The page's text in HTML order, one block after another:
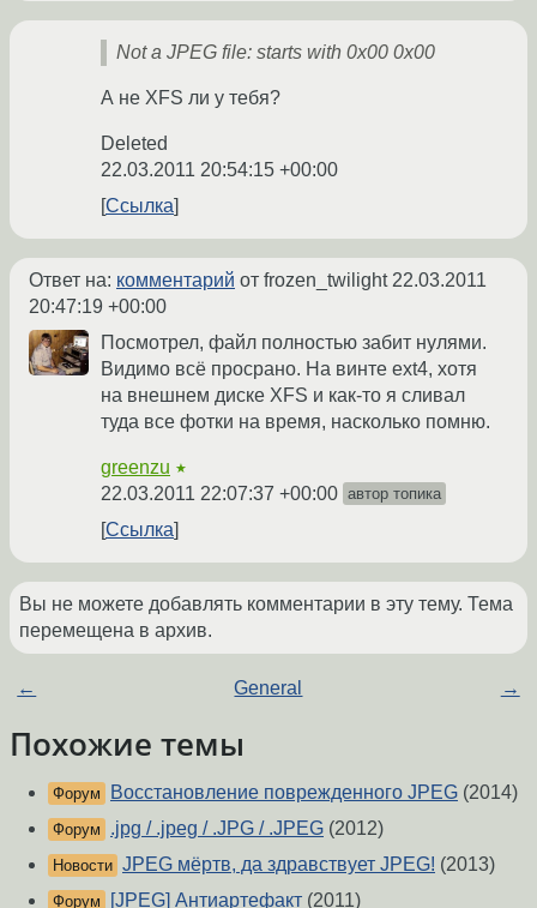
Not a JPEG file: starts with 0x00 0x00
А не XFS ли у тебя?
Deleted
22.03.2011 20:54:15 +00:00
Ссылка
Ответ на: комментарий от frozen_twilight22.03.2011
20:47:19 +00:00
Посмотрел, файл полностью забит нулями.
Видимо всё просрано. На винте ext4, хотя
на внешнем диске XFS и как-то я сливал
туда все фотки на время, насколько помню.
greenzu ★
22.03.2011 22:07:37 +00:00 автор топика
Ссылка
Вы не можете добавлять комментарии в эту тему. Тема
перемещена в архив.
← General →
Похожие темы
Форум Восстановление поврежденного JPEG (2014)
Форум .jpg / .jpeg / .JPG / .JPEG (2012)
Новости JPEG мёртв, да здравствует JPEG! (2013)
Форум [JPEG] Антиартефакт (2011)